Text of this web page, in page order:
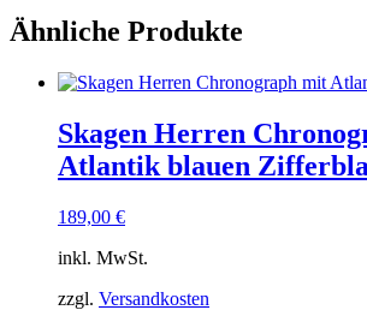
Ähnliche Produkte
Skagen Herren
Atlantik blauen
189,00 €
inkl. MwSt.
zzgl. Versandkosten